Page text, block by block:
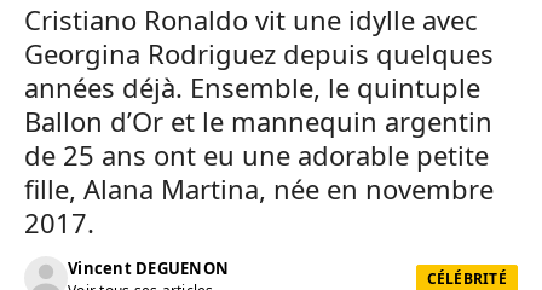
Cristiano Ronaldo vit une idylle avec
Georgina Rodriguez depuis quelques
années déjà. Ensemble, le quintuple
Ballon d’Or et le mannequin argentin
de 25 ans ont eu une adorable petite
fille, Alana Martina, née en novembre
2017.
Vincent DEGUENON CÉLÉBRITÉ